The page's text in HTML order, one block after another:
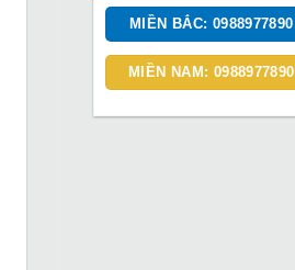
MIỀN BẮC: 0988977890
MIỀN NAM: 0988977890